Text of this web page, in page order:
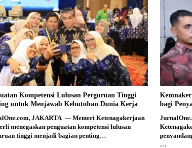
Kompetensi Lulusan Perguruan Tinggi
untuk Menjawab Kebutuhan Dunia Kerja
JAKARTA — Menteri Ketenagakerjaan
menegaskan penguatan kompetensi lulusan
tinggi menjadi bagian penting…
bagi
…